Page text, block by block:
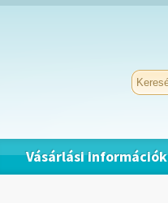
Vásárlási információk